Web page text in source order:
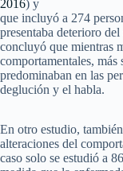
2016) y
que incluyó a 274
presentaba deterioro
concluyó que mientras
comportamentales,
predominaban en las
deglución y el habla.
En otro estudio,
alteraciones del
caso solo se estudió a